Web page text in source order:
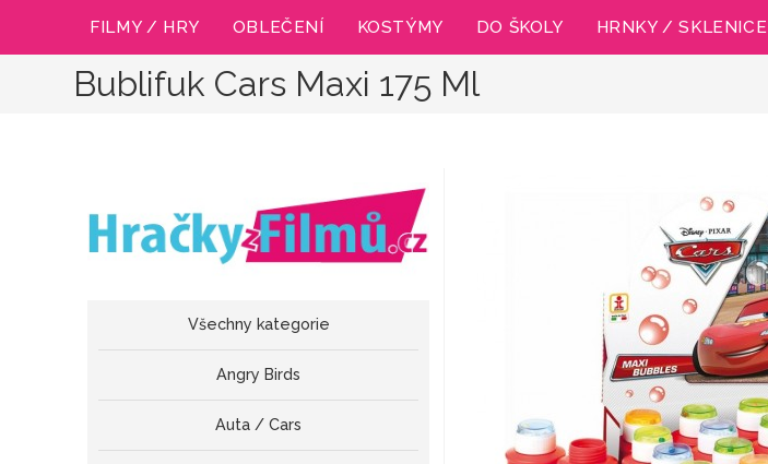
FILMY / HRY OBLEČENÍ KOSTÝMY DO ŠKOLY HRNKY / SKLENICE
Bublifuk Cars Maxi 175 Ml
Všechny kategorie
Angry Birds
Auta / Cars